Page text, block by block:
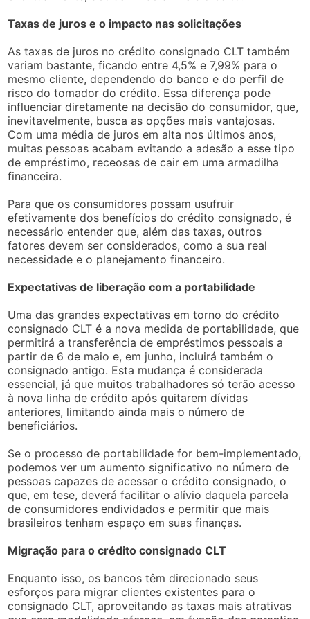
Taxas de juros e o impacto nas solicitações
As taxas de juros no crédito consignado CLT também
variam bastante, ficando entre 4,5% e 7,99% para o
mesmo cliente, dependendo do banco e do perfil de
risco do tomador do crédito. Essa diferença pode
influenciar diretamente na decisão do consumidor, que,
inevitavelmente, busca as opções mais vantajosas.
Com uma média de juros em alta nos últimos anos,
muitas pessoas acabam evitando a adesão a esse tipo
de empréstimo, receosas de cair em uma armadilha
financeira.
Para que os consumidores possam usufruir
efetivamente dos benefícios do crédito consignado, é
necessário entender que, além das taxas, outros
fatores devem ser considerados, como a sua real
necessidade e o planejamento financeiro.
Expectativas de liberação com a portabilidade
Uma das grandes expectativas em torno do crédito
consignado CLT é a nova medida de portabilidade, que
permitirá a transferência de empréstimos pessoais a
partir de 6 de maio e, em junho, incluirá também o
consignado antigo. Esta mudança é considerada
essencial, já que muitos trabalhadores só terão acesso
à nova linha de crédito após quitarem dívidas
anteriores, limitando ainda mais o número de
beneficiários.
Se o processo de portabilidade for bem-implementado,
podemos ver um aumento significativo no número de
pessoas capazes de acessar o crédito consignado, o
que, em tese, deverá facilitar o alívio daquela parcela
de consumidores endividados e permitir que mais
brasileiros tenham espaço em suas finanças.
Migração para o crédito consignado CLT
Enquanto isso, os bancos têm direcionado seus
esforços para migrar clientes existentes para o
consignado CLT, aproveitando as taxas mais atrativas